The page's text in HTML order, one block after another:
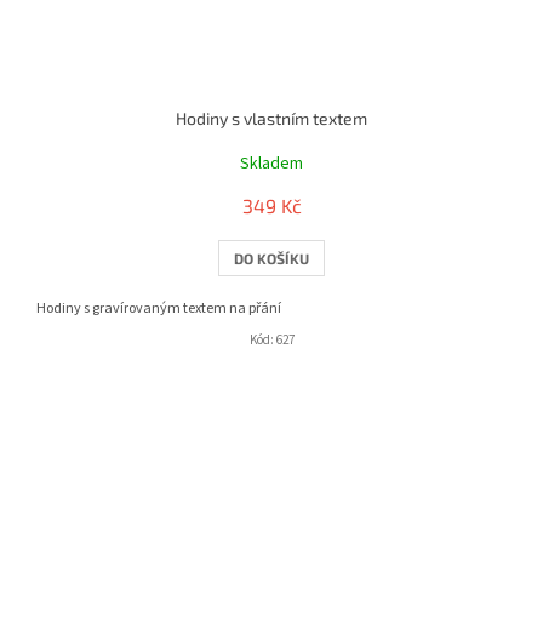
Hodiny s vlastním textem
Skladem
349 Kč
DO KOŠÍKU
Hodiny s gravírovaným textem na přání
Kód: 627